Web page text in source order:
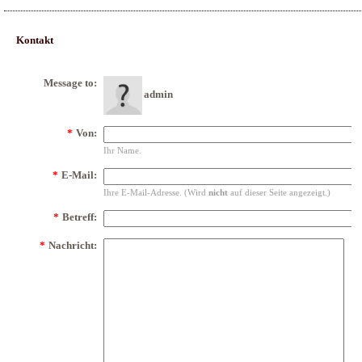
Kontakt
Message to:
admin
* Von:
Ihr Name.
* E-Mail:
Ihre E-Mail-Adresse. (Wird nicht auf dieser Seite angezeigt.)
* Betreff:
* Nachricht: